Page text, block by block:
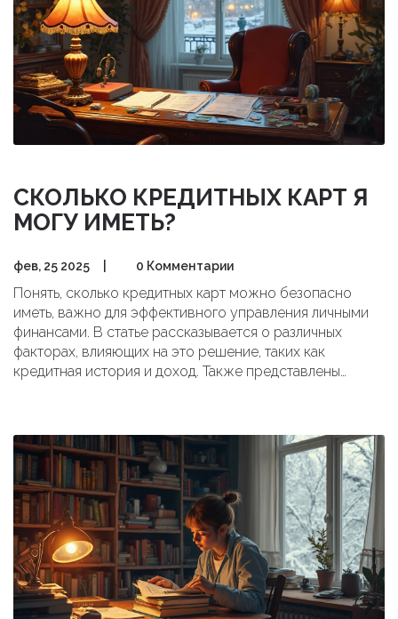
достижения финансовой устойчивости.
СКОЛЬКО КРЕДИТНЫХ КАРТ Я
МОГУ ИМЕТЬ?
фев, 25 2025 0 Комментарии
Понять, сколько кредитных карт можно безопасно
иметь, важно для эффективного управления личными
финансами. В статье рассказывается о различных
факторах, влияющих на это решение, таких как
кредитная история и доход. Также представлены
Подробности помогут усвоить, как правильно
использовать кредитные карты.